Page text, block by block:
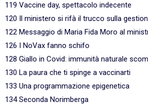
119 Vaccine day, spettacolo indecente
120 Il ministero si rifà il trucco sulla
122 Messaggio di Maria Fida Moro al
126 I NoVax fanno schifo
128 Giallo in Covid: immunità naturale
130 La paura che ti spinge a vaccinarti
133 Una programmazione epigenetica
134 Seconda Norimberga